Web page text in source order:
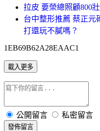
拉皮 要榮總照顧800
台中整形推薦 蔡正
打還玩不膩嗎？
1EB69B62A28EAAC1
載入更多
公開留言 私密留言
發佈留言